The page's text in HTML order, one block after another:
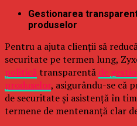
Gestionarea
produselor
Pentru a ajuta clienții să
securitate pe termen lung,
politică transparentă de
produselor, asigurându-se că
de securitate și asistență în
termene de mentenanță clar